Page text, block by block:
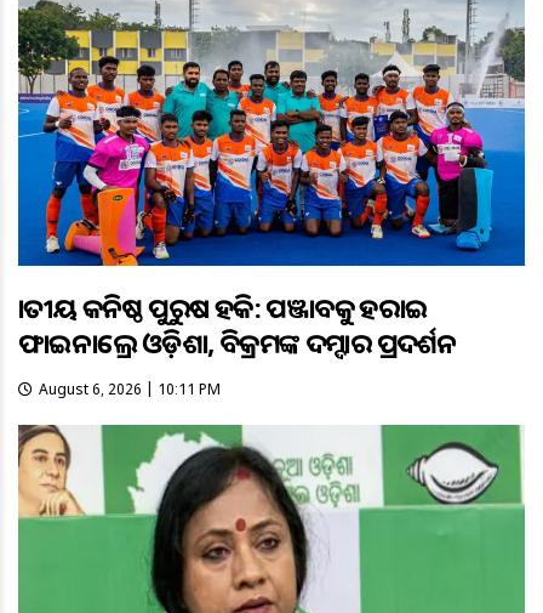
ଜାତୀୟ କନିଷ୍ଠ ପୁରୁଷ ହକି: ପଞ୍ଜାବକୁ ହରାଇ
ଫାଇନାଲ୍ରେ ଓଡ଼ିଶା, ବିକ୍ରମଙ୍କ ଦମ୍ଦାର ପ୍ରଦର୍ଶନ
August 6, 2026 | 10:11 PM